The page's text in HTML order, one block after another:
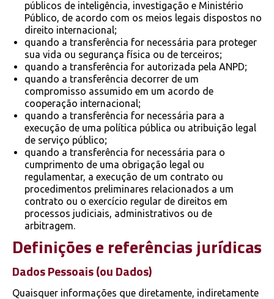
públicos de inteligência, investigação e Ministério
Público, de acordo com os meios legais dispostos no
direito internacional;
quando a transferência for necessária para proteger
sua vida ou segurança física ou de terceiros;
quando a transferência for autorizada pela ANPD;
quando a transferência decorrer de um
compromisso assumido em um acordo de
cooperação internacional;
quando a transferência for necessária para a
execução de uma política pública ou atribuição legal
de serviço público;
quando a transferência for necessária para o
cumprimento de uma obrigação legal ou
regulamentar, a execução de um contrato ou
procedimentos preliminares relacionados a um
contrato ou o exercício regular de direitos em
processos judiciais, administrativos ou de
arbitragem.
Definições e referências jurídicas
Dados Pessoais (ou Dados)
Quaisquer informações que diretamente, indiretamente